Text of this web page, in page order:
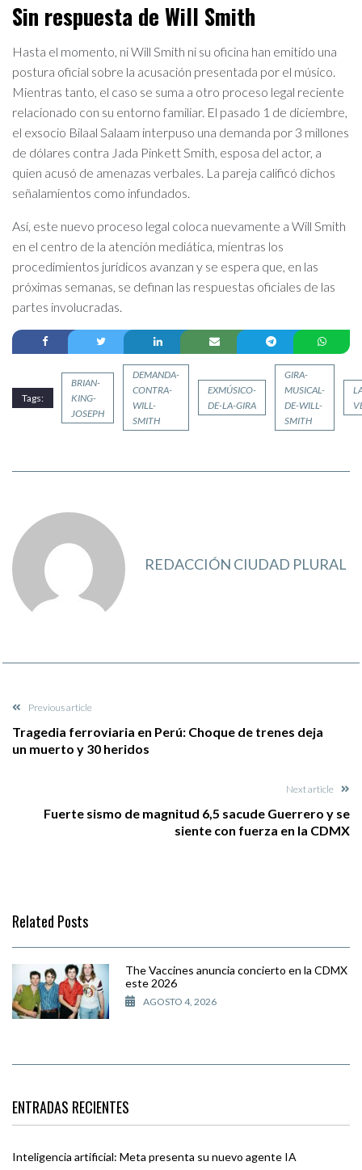
Sin respuesta de Will Smith
Hasta el momento, ni Will Smith ni su oficina han emitido una
postura oficial sobre la acusación presentada por el músico.
Mientras tanto, el caso se suma a otro proceso legal reciente
relacionado con su entorno familiar. El pasado 1 de diciembre,
el exsocio Bilaal Salaam interpuso una demanda por 3 millones
de dólares contra Jada Pinkett Smith, esposa del actor, a
quien acusó de amenazas verbales. La pareja calificó dichos
señalamientos como infundados.
Así, este nuevo proceso legal coloca nuevamente a Will Smith
en el centro de la atención mediática, mientras los
procedimientos jurídicos avanzan y se espera que, en las
próximas semanas, se definan las respuestas oficiales de las
partes involucradas.
Tags:
BRIAN-
KING-
JOSEPH
DEMANDA-
CONTRA-
WILL-
SMITH
EXMÚSICO-
DE-LA-GIRA
GIRA-
MUSICAL-
DE-WILL-
SMITH
REDACCIÓN CIUDAD PLURAL
Previous article
Tragedia ferroviaria en Perú: Choque de trenes deja
un muerto y 30 heridos
Next article
Fuerte sismo de magnitud 6,5 sacude Guerrero y se
siente con fuerza en la CDMX
Related Posts
The Vaccines anuncia concierto en la CDMX
este 2026
AGOSTO 4, 2026
ENTRADAS RECIENTES
Inteligencia artificial: Meta presenta su nuevo agente IA